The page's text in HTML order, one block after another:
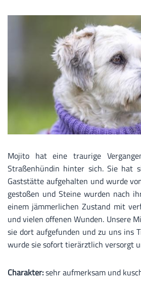
Mojito hat eine traurige
Straßenhündin hinter sich. Sie hat
Gaststätte aufgehalten und wurde
gestoßen und Steine wurden nach
einem jämmerlichen Zustand mit
und vielen offenen Wunden. Unsere
sie dort aufgefunden und zu uns ins
wurde sie sofort tierärztlich versorgt
Charakter:sehr aufmerksam und